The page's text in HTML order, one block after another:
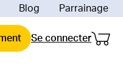
Blog Parrainage
Se connecter
Mon
Mon